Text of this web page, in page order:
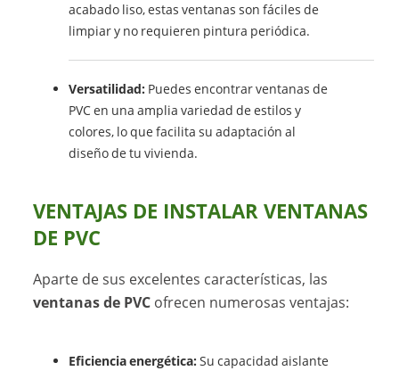
acabado liso, estas ventanas son fáciles de
limpiar y no requieren pintura periódica.
Versatilidad: Puedes encontrar ventanas de
PVC en una amplia variedad de estilos y
colores, lo que facilita su adaptación al
diseño de tu vivienda.
VENTAJAS DE INSTALAR VENTANAS
DE PVC
Aparte de sus excelentes características, las
ventanas de PVC ofrecen numerosas ventajas:
Eficiencia energética: Su capacidad aislante